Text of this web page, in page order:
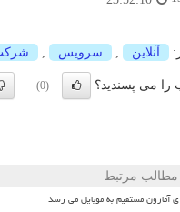
آنلاین سرویس
را می پسندید؟ (0)
مطالب مرتبط
آمازون مستقیم به موبایل می رسد